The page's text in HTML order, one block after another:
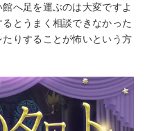
へ足を運ぶのは大変ですよ
とうまく相談できなかった
りすることが怖いという方